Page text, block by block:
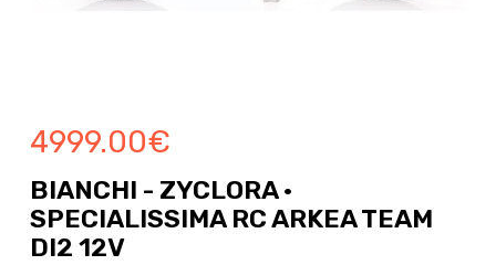
4999.00€
BIANCHI - ZYCLORA ·
SPECIALISSIMA RC ARKEA TEAM
DI2 12V